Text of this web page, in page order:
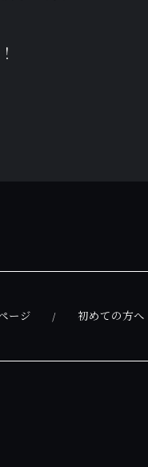
ージ 初めての方へ